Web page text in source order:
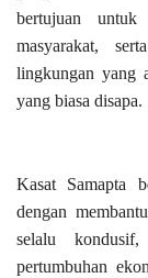
bertujuan
masyarakat,
lingkungan yang
yang biasa disapa.
Kasat Samapta
dengan
selalu
pertumbuhan